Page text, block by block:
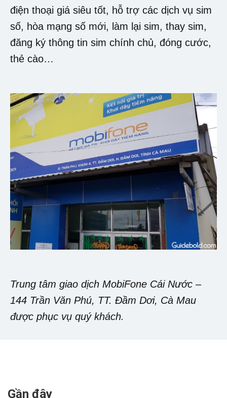
điện thoại giá siêu tốt, hỗ trợ các dịch vụ sim
số, hòa mạng số mới, làm lại sim, thay sim,
đăng ký thông tin sim chính chủ, đóng cước,
thẻ cào…
Trung tâm giao dịch MobiFone Cái Nước –
144 Trần Văn Phú, TT. Đầm Dơi, Cà Mau
được phục vụ quý khách.
Gần đây